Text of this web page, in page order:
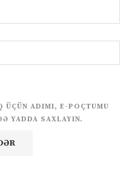
ÜÇÜN ADIMI, E-POÇTUMU
YADDA SAXLAYIN.